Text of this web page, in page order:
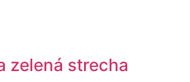
zelená strecha